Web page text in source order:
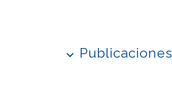
Publicaciones